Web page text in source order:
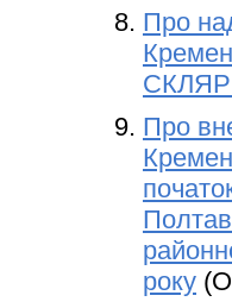
Про
Про
року